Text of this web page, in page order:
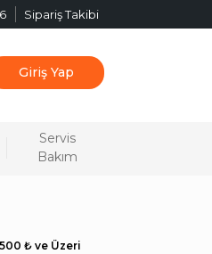
Sipariş Takibi
Giriş Yap
Servis
Bakım
₺ ve Üzeri